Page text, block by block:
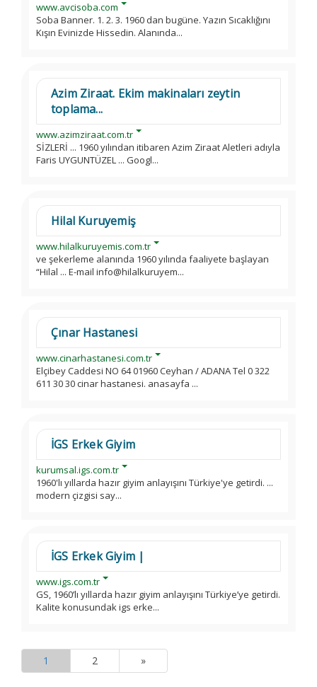
www.avcisoba.com
Soba Banner. 1. 2. 3. 1960 dan bugüne. Yazın Sıcaklığını
Kışın Evinizde Hissedin. Alanında...
Azim Ziraat. Ekim makinaları zeytin
toplama...
www.azimziraat.com.tr
SİZLERİ ... 1960 yılından itibaren Azim Ziraat Aletleri adıyla
Faris UYGUNTÜZEL ... Googl...
Hilal Kuruyemiş
www.hilalkuruyemis.com.tr
ve şekerleme alanında 1960 yılında faaliyete başlayan
“Hilal ... E-mail info@hilalkuruyem...
Çınar Hastanesi
www.cinarhastanesi.com.tr
Elçibey Caddesi NO 64 01960 Ceyhan / ADANA Tel 0 322
611 30 30 cinar hastanesi. anasayfa ...
İGS Erkek Giyim
kurumsal.igs.com.tr
1960'lı yıllarda hazır giyim anlayışını Türkiye'ye getirdi. ...
modern çizgisi say...
İGS Erkek Giyim |
www.igs.com.tr
GS, 1960’lı yıllarda hazır giyim anlayışını Türkiye’ye getirdi.
Kalite konusundak igs erke...
1 2 »